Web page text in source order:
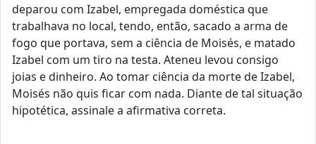
deparou com Izabel, empregada doméstica que
trabalhava no local, tendo, então, sacado a arma de
fogo que portava, sem a ciência de Moisés, e matado
Izabel com um tiro na testa. Ateneu levou consigo
joias e dinheiro. Ao tomar ciência da morte de Izabel,
Moisés não quis ficar com nada. Diante de tal situação
hipotética, assinale a afirmativa correta.